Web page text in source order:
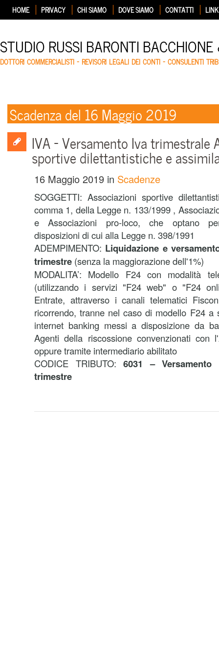
HOME PRIVACY CHI SIAMO DOVE SIAMO CONTATTI LINK
STUDIO RUSSI BARONTI
DOTTORI COMMERCIALISTI – REVISORI LEGALI DEI CONTI – CONSULENTI
Scadenza del 16 Maggio 2019
IVA – Versamento Iva trimestrale
sportive dilettantistiche e
16 Maggio 2019 in Scadenze
SOGGETTI: Associazioni sportive
comma 1, della Legge n. 133/1999 ,
e Associazioni pro-loco, che optano
disposizioni di cui alla Legge n. 398/1991
ADEMPIMENTO: Liquidazione e
trimestre (senza la maggiorazione dell'1%)
MODALITA’: Modello F24 con modalità
(utilizzando i servizi "F24 web" o "F24
Entrate, attraverso i canali telematici
ricorrendo, tranne nel caso di modello F24
internet banking messi a disposizione da
Agenti della riscossione convenzionati con
oppure tramite intermediario abilitato
CODICE TRIBUTO: 6031 –
trimestre